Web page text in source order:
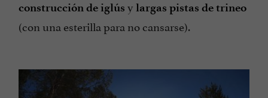
construcción de iglús y largas pistas de trineo
(con una esterilla para no cansarse).